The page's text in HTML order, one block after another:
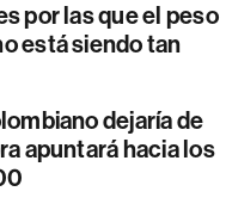
por las que el peso
está siendo tan
dejaría de
apuntará hacia los